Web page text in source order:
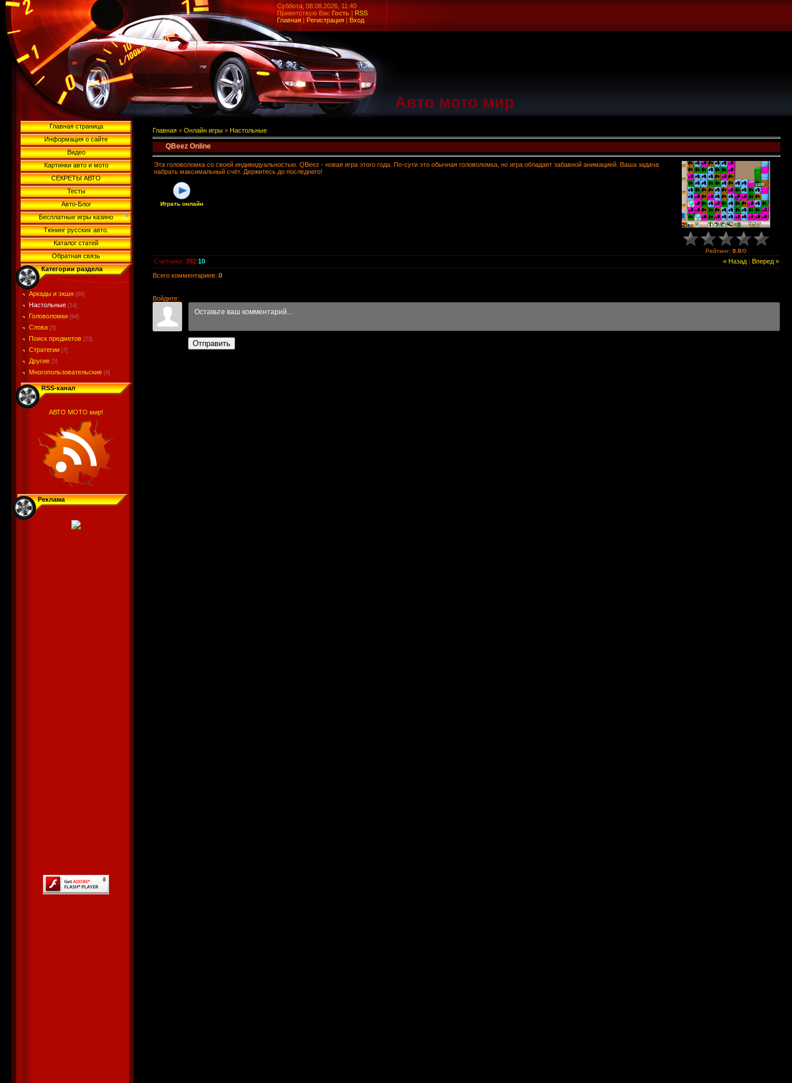
Суббота, 08.08.2026, 11:40
Приветствую Вас Гость | RSS
Главная | Регистрация | Вход
Авто мото мир
Главная страница
Информация о сайте
Видео
Картинки авто и мото
СЕКРЕТЫ АВТО
Тесты
Авто-Блог
Бесплатные игры казино
Тюнинг русских авто.
Каталог статей
Обратная связь
Категории раздела
Аркады и экшн [86]
Настольные [14]
Головоломки [64]
Слова [5]
Поиск предметов [23]
Стратегии [7]
Другие [5]
Многопользовательские [9]
RSS-канал
АВТО МОТО мир!
Реклама
Главная » Онлайн игры » Настольные
QBeez Online
Эта головоломка со своей индивидуальностью. QBeez - новая игра этого года. По-сути это обычная головоломка, но игра обладает забавной анимацией. Ваша задача
набрать максимальный счёт. Держитесь до последнего!
Играть онлайн
Рейтинг: 0.0/0
« Назад Вперед »
Счетчики: 392/10
Всего комментариев: 0
Войдите:
Отправить